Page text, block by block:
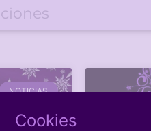
NOTICIAS
Cookies